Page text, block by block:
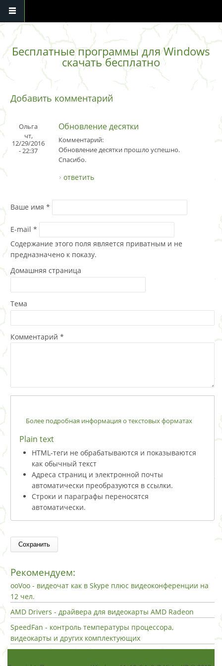
Перейти к основному содержанию
Бесплатные программы для Windows
скачать бесплатно
Добавить комментарий
Ольга
чт,
12/29/2016
- 22:37
Обновление десятки
Комментарий:
Обновление десятки прошло успешно.
Спасибо.
ответить
Ваше имя *
E-mail *
Содержание этого поля является приватным и не
предназначено к показу.
Домашняя страница
Тема
Комментарий *
Более подробная информация о текстовых форматах
Plain text
HTML-теги не обрабатываются и показываются
как обычный текст
Адреса страниц и электронной почты
автоматически преобразуются в ссылки.
Строки и параграфы переносятся
автоматически.
Рекомендуем:
ooVoo - видеочат как в Skype плюс видеоконференции на
12 чел.
AMD Drivers - драйвера для видеокарты AMD Radeon
SpeedFan - контроль температуры процессора,
видеокарты и других комплектующих